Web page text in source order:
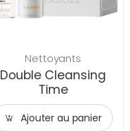
Nettoyants
Double Cleansing
Time
Ajouter au panier